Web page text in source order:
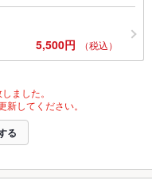
5,500円 （税込）
ました。
してください。
る